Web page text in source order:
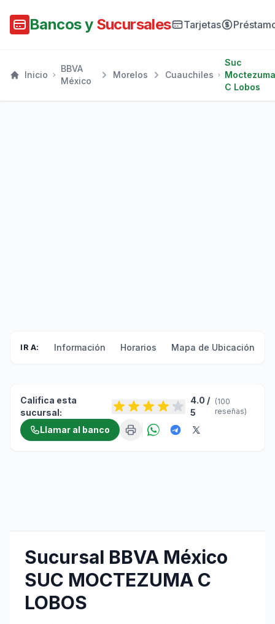
Bancos y Sucursales Tarjetas
Inicio
BBVA
México
Morelos Cuauchiles
Suc
C Lobos
IR A: Información Horarios Mapa de Ubicación
Califica esta
sucursal:
4.0 /
5
(100
reseñas)
Llamar al banco
Sucursal BBVA México
SUC MOCTEZUMA C
LOBOS